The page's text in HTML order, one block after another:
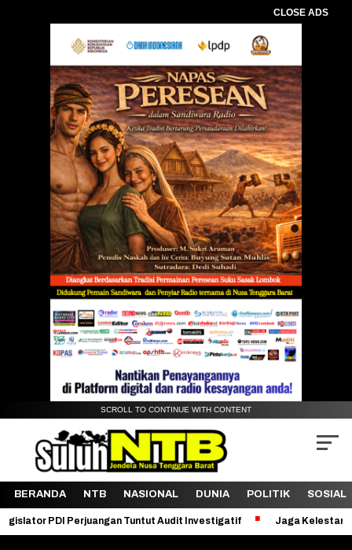
CLOSE ADS
SCROLL TO CONTINUE WITH CONTENT
BERANDA NTB NASIONAL DUNIA POLITIK SOSIAL
Perjuangan Tuntut Audit Investigatif Jaga Kelestarian Bukit